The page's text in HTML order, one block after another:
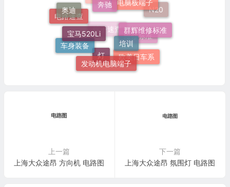
灯
端子速查 维修标准
欧美日车系
发动机电脑端子
车身装备
电路速查
宝马
施工标准
N20
群辉维修标准
培训
宝马520Li
奥迪
上一篇
上海大众途昂 方向机 电路图
下一篇
上海大众途昂 氛围灯 电路图